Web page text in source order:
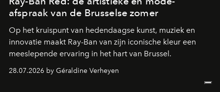
afspraak van de Brusselse zomer
Op het kruispunt van hedendaagse kunst, muziek en
innovatie maakt Ray-Ban van zijn iconische kleur een
meeslepende ervaring in het hart van Brussel.
28.07.2026 by Géraldine Verheyen